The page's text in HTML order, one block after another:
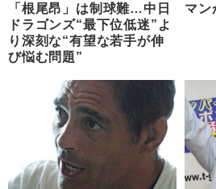
「根尾昂」は制球難…中日
ドラゴンズ“最下位低迷”よ
り深刻な“有望な若手が伸
び悩む問題”
マン